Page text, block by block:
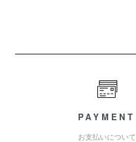
PAYMENT
お支払いについて